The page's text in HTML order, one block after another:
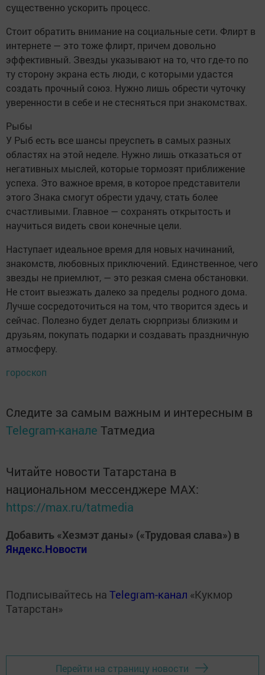
существенно ускорить процесс.
Стоит обратить внимание на социальные сети. Флирт в
интернете — это тоже флирт, причем довольно
эффективный. Звезды указывают на то, что где-то по
ту сторону экрана есть люди, с которыми удастся
создать прочный союз. Нужно лишь обрести чуточку
уверенности в себе и не стесняться при знакомствах.
Рыбы
У Рыб есть все шансы преуспеть в самых разных
областях на этой неделе. Нужно лишь отказаться от
негативных мыслей, которые тормозят приближение
успеха. Это важное время, в которое представители
этого Знака смогут обрести удачу, стать более
счастливыми. Главное — сохранять открытость и
научиться видеть свои конечные цели.
Наступает идеальное время для новых начинаний,
знакомств, любовных приключений. Единственное, чего
звезды не приемлют, — это резкая смена обстановки.
Не стоит выезжать далеко за пределы родного дома.
Лучше сосредоточиться на том, что творится здесь и
сейчас. Полезно будет делать сюрпризы близким и
друзьям, покупать подарки и создавать праздничную
атмосферу.
гороскоп
Следите за самым важным и интересным в
Telegram-канале Татмедиа
Читайте новости Татарстана в
национальном мессенджере MАХ:
https://max.ru/tatmedia
Добавить «Хезмэт даны» («Трудовая слава») в
Яндекс.Новости
Подписывайтесь на Telegram-канал «Кукмор
Татарстан»
Перейти на страницу новости